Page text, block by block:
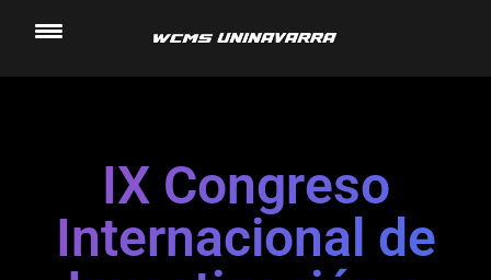
IX Congreso
Internacional de